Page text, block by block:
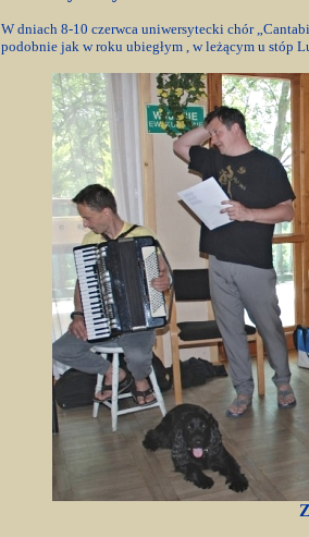
W dniach 8-10 czerwca uniwersytecki chór
podobnie jak w roku ubiegłym , w leżącym u stóp